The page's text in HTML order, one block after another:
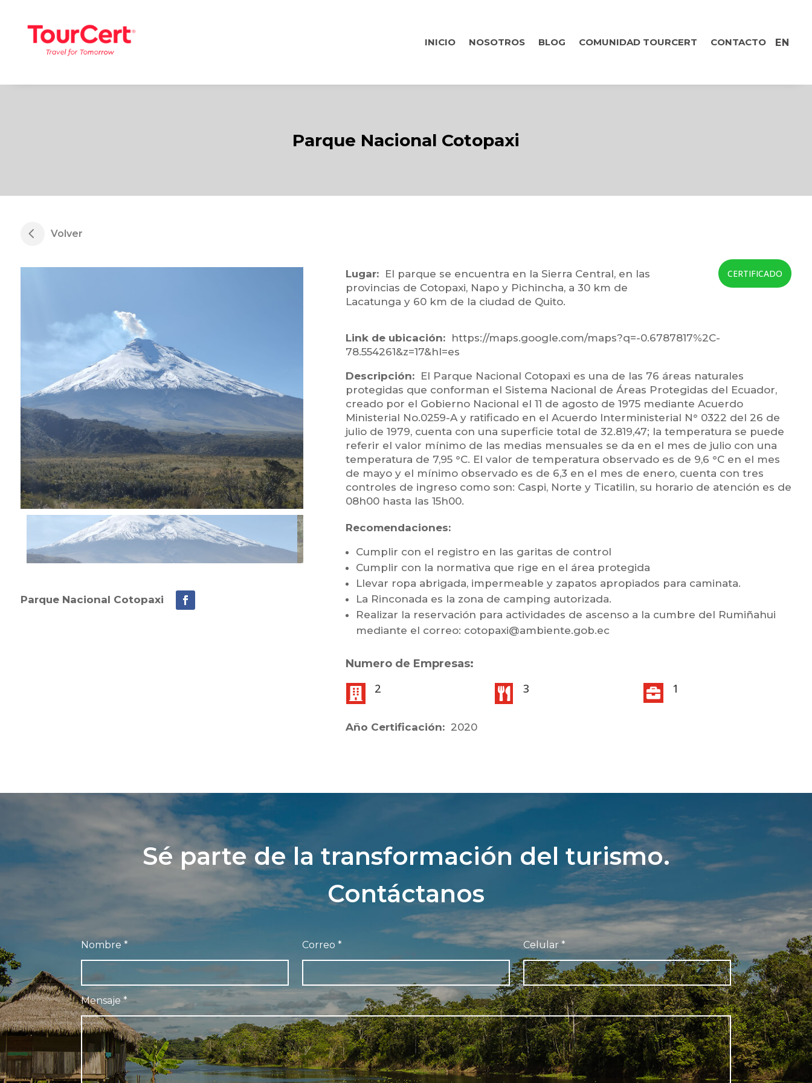
INICIO NOSOTROS BLOG COMUNIDAD TOURCERT CONTACTO EN
Parque Nacional Cotopaxi
Volver
Parque Nacional Cotopaxi
El parque se encuentra en la Sierra Central, en las
provincias de Cotopaxi, Napo y Pichincha, a 30 km de
Lacatunga y 60 km de la ciudad de Quito.
CERTIFICADO
https://maps.google.com/maps?q=-0.6787817%2C-
78.554261&z=17&hl=es
El Parque Nacional Cotopaxi es una de las 76 áreas naturales
protegidas que conforman el Sistema Nacional de Áreas Protegidas del Ecuador,
creado por el Gobierno Nacional el 11 de agosto de 1975 mediante Acuerdo
Ministerial No.0259-A y ratificado en el Acuerdo Interministerial N° 0322 del 26 de
julio de 1979, cuenta con una superficie total de 32.819,47; la temperatura se puede
referir el valor mínimo de las medias mensuales se da en el mes de julio con una
temperatura de 7,95 °C. El valor de temperatura observado es de 9,6 °C en el mes
de mayo y el mínimo observado es de 6,3 en el mes de enero, cuenta con tres
controles de ingreso como son: Caspi, Norte y Ticatilin, su horario de atención es de
08h00 hasta las 15h00.
Cumplir con el registro en las garitas de control
Cumplir con la normativa que rige en el área protegida
Llevar ropa abrigada, impermeable y zapatos apropiados para caminata.
La Rinconada es la zona de camping autorizada.
Realizar la reservación para actividades de ascenso a la cumbre del Rumiñahui
mediante el correo: cotopaxi@ambiente.gob.ec
Numero de Empresas:
 2  3  1
2020
Sé parte de la transformación del turismo.
Contáctanos
Nombre* Correo * Celular*
Mensaje*